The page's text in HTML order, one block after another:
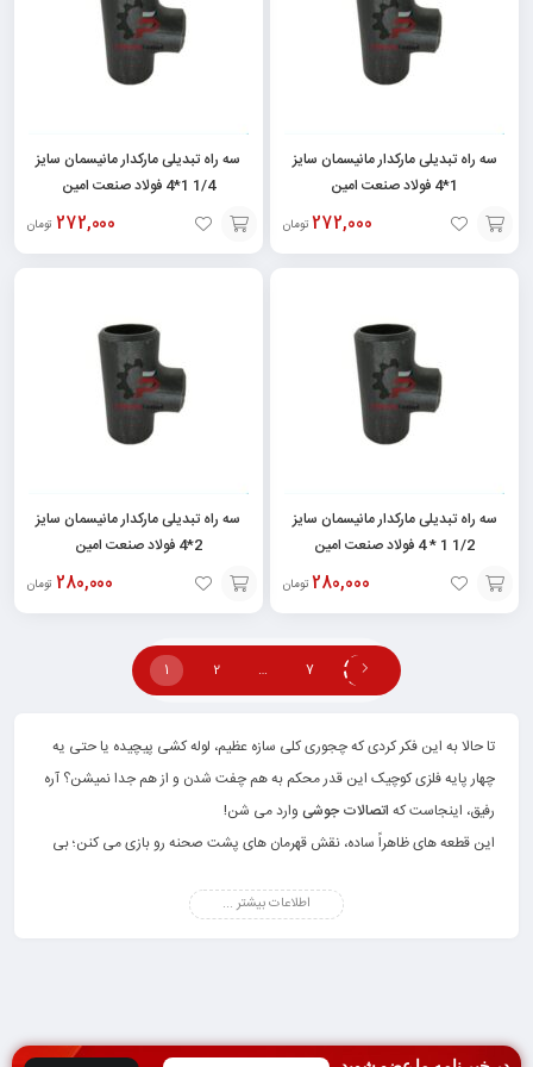
سه راه تبدیلی مارکدار مانیسمان سایز
1*4 فولاد صنعت امین
272,000 تومان
افزودن
سه راه تبدیلی مارکدار مانیسمان سایز
1/4 1*4 فولاد صنعت امین
272,000 تومان
افزودن
سه راه تبدیلی مارکدار مانیسمان سایز
1/2 1 * 4 فولاد صنعت امین
280,000 تومان
افزودن
سه راه تبدیلی مارکدار مانیسمان سایز
2*4 فولاد صنعت امین
280,000 تومان
افزودن
سبد
1 2 … 7
تا حالا به این فکر کردی که چجوری کلی سازه عظیم، لوله کشی پیچیده یا حتی یه
چهار پایه فلزی کوچیک این قدر محکم به هم چفت شدن و از هم جدا نمیشن؟ آره
رفیق، اینجاست که اتصالات جوشی وارد می شن!
این قطعه های ظاهراً ساده، نقش قهرمان های پشت صحنه رو بازی می کنن؛ بی
از اون چیزایی ان که شاید کمتر به چشم بیان، ولی پایه و اساس
تو این مقاله در سایتپارسیان فولادقراره با زبون ساده و بی دردسر، همه چیزو
اطلاعات بیشتر ...